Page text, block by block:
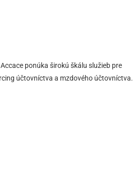
ponúka širokú škálu služieb pre
účtovníctva a mzdového účtovníctva.